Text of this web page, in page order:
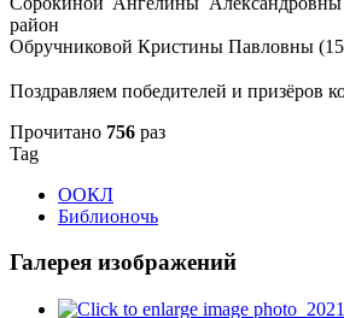
район
Обручниковой Кристины Павловны (15
Поздравляем победителей и призёров
Прочитано 756 раз
Tag
ООКЛ
Библионочь
Галерея изображений